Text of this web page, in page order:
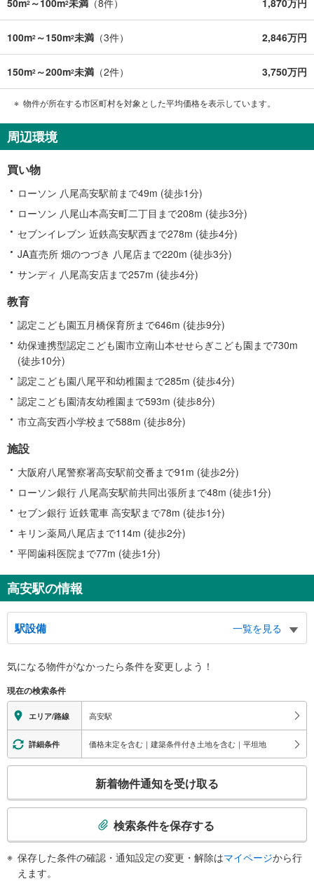
50m2 ～100m2未満 （8件） 1,870万円
100m2 ～150m2未満 （3件） 2,846万円
150m2 ～200m2未満 （2件） 3,750万円
物件が所在する市区町村を対象とした平均価格を表示しています。
周辺環境
買い物
ローソン 八尾高安駅前まで49m (徒歩1分)
ローソン 八尾山本高安町二丁目まで208m (徒歩3分)
セブンイレブン 近鉄高安駅西まで278m (徒歩4分)
JA直売所 畑のつづき 八尾店まで220m (徒歩3分)
サンディ 八尾高安店まで257m (徒歩4分)
教育
認定こども園五月橋保育所まで646m (徒歩9分)
幼保連携型認定こども園市立南山本せせらぎこども園まで730m
(徒歩10分)
認定こども園八尾平和幼稚園まで285m (徒歩4分)
認定こども園清友幼稚園まで593m (徒歩8分)
市立高安西小学校まで588m (徒歩8分)
施設
大阪府八尾警察署高安駅前交番まで91m (徒歩2分)
ローソン銀行 八尾高安駅前共同出張所まで48m (徒歩1分)
セブン銀行 近鉄電車 高安駅まで78m (徒歩1分)
キリン薬局八尾店まで114m (徒歩2分)
平岡歯科医院まで77m (徒歩1分)
高安駅の情報
駅設備
一覧を見る
※段差なしでの移動経路
地上⇔改札⇔ホーム：○
エレベータ
・各ホーム⇔改札
・改札⇔地上
エスカレータ
《多機能トイレ》
・点字案内（案内板・運賃表）
・誘導チャイム
気になる物件がなかったら条件を変更しよう！
現在の検索条件
エリア/路線 高安駅
詳細条件 価格未定を含む｜建築条件付き土地を含む｜平坦地
検
新着物件通知を受け取る
検索条件を保存する
保存した条件の確認・通知設定の変更・解除はマイページから行
えます。